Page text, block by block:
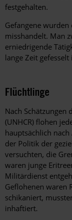
festgehalten.
Gefangene
misshandelt. Man
erniedrigende
lange Zeit
Flüchtlinge
Nach Schätzungen
(UNHCR) flohen
hauptsächlich
der Politik der
versuchten, die
waren junge
Militärdienst
Geflohenen waren
schikaniert,
inhaftiert.